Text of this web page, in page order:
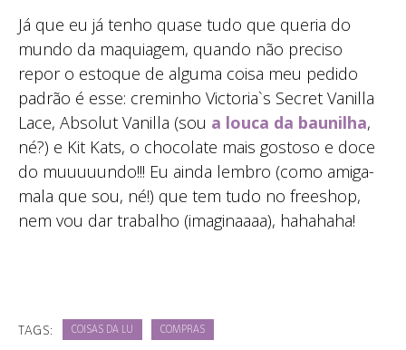
Já que eu já tenho quase tudo que queria do
mundo da maquiagem, quando não preciso
repor o estoque de alguma coisa meu pedido
padrão é esse: creminho Victoria`s Secret Vanilla
Lace, Absolut Vanilla (sou a louca da baunilha,
né?) e Kit Kats, o chocolate mais gostoso e doce
do muuuuundo!!! Eu ainda lembro (como amiga-
mala que sou, né!) que tem tudo no freeshop,
nem vou dar trabalho (imaginaaaa), hahahaha!
TAGS: COISAS DA LU COMPRAS